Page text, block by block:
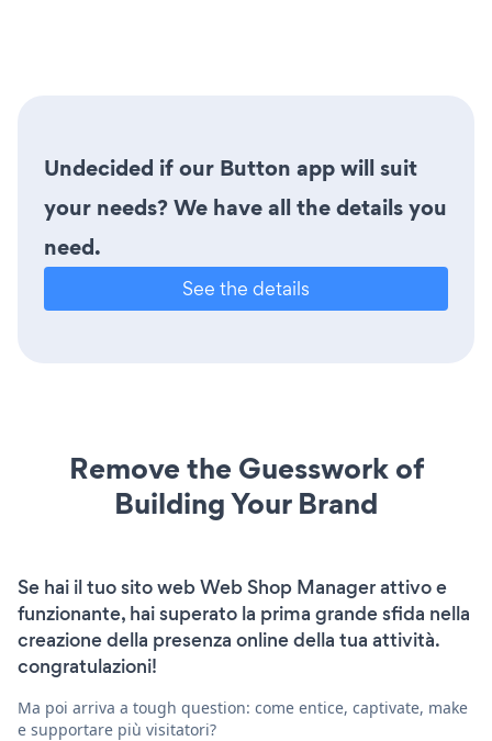
Undecided if our Button app will suit
your needs? We have all the details you
need.
See the details
Remove the Guesswork of
Building Your Brand
Se hai il tuo sito web Web Shop Manager attivo e
funzionante, hai superato la prima grande sfida nella
creazione della presenza online della tua attività.
congratulazioni!
Ma poi arriva a tough question: come entice, captivate, make
e supportare più visitatori?